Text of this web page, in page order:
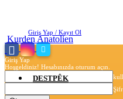
Giriş Yap / Kayıt Ol
Giriş Yap
Hoşgeldiniz! Hesabınızda oturum açın.
Kurden Anatolien
DESTPÊK